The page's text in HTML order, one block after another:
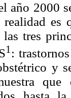
año 2000
realidad
tres
1 :
y
que